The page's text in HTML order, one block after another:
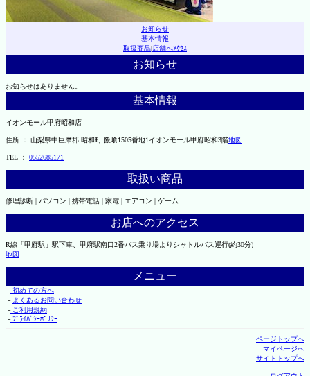
お知らせ
基本情報
取扱商品|店舗へｱｸｾｽ
お知らせ
お知らせはありません。
基本情報
イオンモール甲府昭和店
住所 ： 山梨県中巨摩郡 昭和町 飯喰1505番地1イオンモール甲府昭和3階地図
TEL ： 0552685171
取扱い商品
修理診断 | パソコン | 携帯電話 | 家電 | エアコン | ゲーム
お店へのアクセス
R線「甲府駅」駅下車、甲府駅南口2番バス乗り場よりシャトルバス運行(約30分)
地図
メニュー
├初めての方へ
├ よくあるお問い合わせ
├ご利用規約
└ﾌﾟﾗｲﾊﾞｼｰﾎﾟﾘｼｰ
ページトップへ
マイページへ
サイトトップへ